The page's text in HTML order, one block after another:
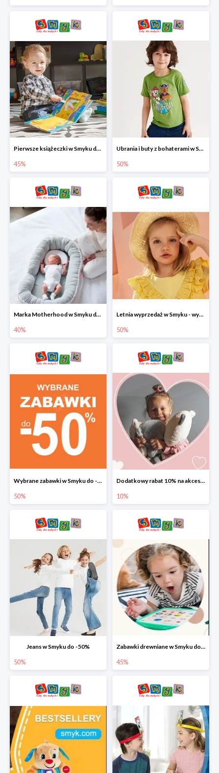
Pierwsze książeczki w Smyku do -45%
45%
Ubrania i buty z bohaterami w Smyku do -50%
50%
Marka Motherhood w Smyku do -40%
40%
Letnia wyprzedaż w Smyku - wybrane ubrania i buty do -50%
50%
Wybrane zabawki w Smyku do -50%
50%
Dodatkowy rabat 10% na akcesoria dziecięce
10%
Jeans w Smyku do -50%
50%
Zabawki drewniane w Smyku do -45%
45%